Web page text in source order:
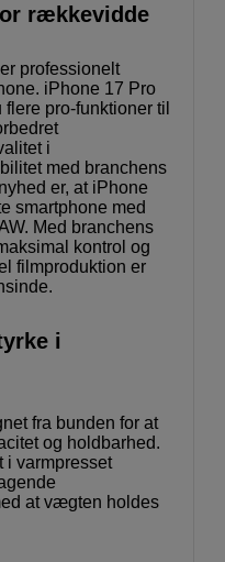
rækkevidde
professionelt
iPhone 17 Pro
pro-funktioner til
i
med branchens
er, at iPhone
smartphone med
Med branchens
kontrol og
filmproduktion er
i
fra bunden for at
og holdbarhed.
i varmpresset
at vægten holdes